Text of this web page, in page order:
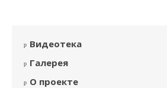
Видеотека
Галерея
О проекте